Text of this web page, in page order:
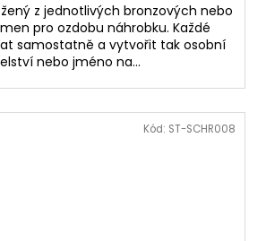
z jednotlivých bronzových nebo
pro ozdobu náhrobku. Každé
samostatně a vytvořit tak osobní
nebo jméno na...
Kód: ST-SCHR008